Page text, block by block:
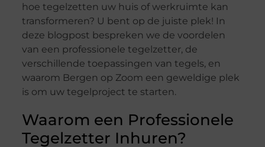
hoe tegelzetten uw huis of werkruimte kan
transformeren? U bent op de juiste plek! In
deze blogpost bespreken we de voordelen
van een professionele tegelzetter, de
verschillende toepassingen van tegels, en
waarom Bergen op Zoom een geweldige plek
is om uw tegelproject te starten.
Waarom een Professionele
Tegelzetter Inhuren?